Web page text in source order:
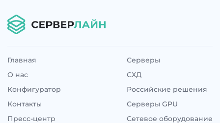
Главная
О нас
Конфигуратор
Контакты
Пресс-центр
Серверы
СХД
Российские решения
Серверы GPU
Сетевое оборудование